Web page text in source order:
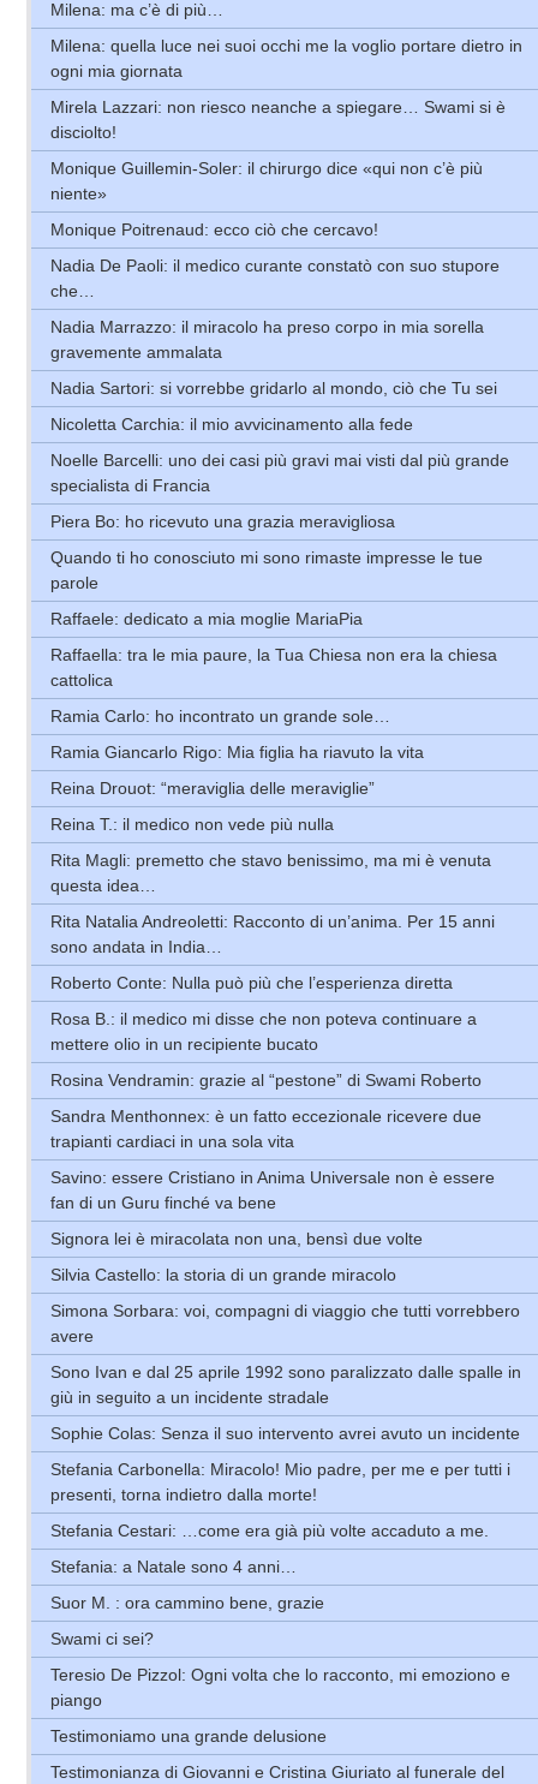
Milena: ma c’è di più…
Milena: quella luce nei suoi occhi me la voglio portare dietro in
ogni mia giornata
Mirela Lazzari: non riesco neanche a spiegare… Swami si è
disciolto!
Monique Guillemin-Soler: il chirurgo dice «qui non c’è più
niente»
Monique Poitrenaud: ecco ciò che cercavo!
Nadia De Paoli: il medico curante constatò con suo stupore
che…
Nadia Marrazzo: il miracolo ha preso corpo in mia sorella
gravemente ammalata
Nadia Sartori: si vorrebbe gridarlo al mondo, ciò che Tu sei
Nicoletta Carchia: il mio avvicinamento alla fede
Noelle Barcelli: uno dei casi più gravi mai visti dal più grande
specialista di Francia
Piera Bo: ho ricevuto una grazia meravigliosa
Quando ti ho conosciuto mi sono rimaste impresse le tue
parole
Raffaele: dedicato a mia moglie MariaPia
Raffaella: tra le mia paure, la Tua Chiesa non era la chiesa
cattolica
Ramia Carlo: ho incontrato un grande sole…
Ramia Giancarlo Rigo: Mia figlia ha riavuto la vita
Reina Drouot: “meraviglia delle meraviglie”
Reina T.: il medico non vede più nulla
Rita Magli: premetto che stavo benissimo, ma mi è venuta
questa idea…
Rita Natalia Andreoletti: Racconto di un’anima. Per 15 anni
sono andata in India…
Roberto Conte: Nulla può più che l’esperienza diretta
Rosa B.: il medico mi disse che non poteva continuare a
mettere olio in un recipiente bucato
Rosina Vendramin: grazie al “pestone” di Swami Roberto
Sandra Menthonnex: è un fatto eccezionale ricevere due
trapianti cardiaci in una sola vita
Savino: essere Cristiano in Anima Universale non è essere
fan di un Guru finché va bene
Signora lei è miracolata non una, bensì due volte
Silvia Castello: la storia di un grande miracolo
Simona Sorbara: voi, compagni di viaggio che tutti vorrebbero
avere
Sono Ivan e dal 25 aprile 1992 sono paralizzato dalle spalle in
giù in seguito a un incidente stradale
Sophie Colas: Senza il suo intervento avrei avuto un incidente
Stefania Carbonella: Miracolo! Mio padre, per me e per tutti i
presenti, torna indietro dalla morte!
Stefania Cestari: …come era già più volte accaduto a me.
Stefania: a Natale sono 4 anni…
Suor M. : ora cammino bene, grazie
Swami ci sei?
Teresio De Pizzol: Ogni volta che lo racconto, mi emoziono e
piango
Testimoniamo una grande delusione
Testimonianza di Giovanni e Cristina Giuriato al funerale del